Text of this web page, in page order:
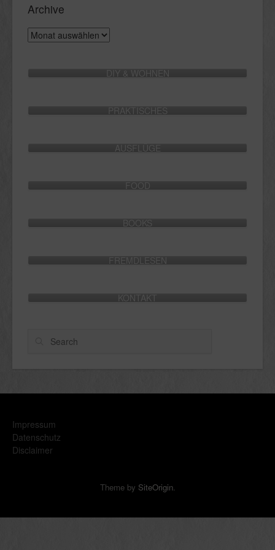
Archive
Archive
DIY & WOHNEN
PRAKTISCHES
AUSFLÜGE
FOOD
BOOKS
FREMDLESEN
KONTAKT
Search
Impressum
Datenschutz
Disclaimer
Theme by SiteOrigin.